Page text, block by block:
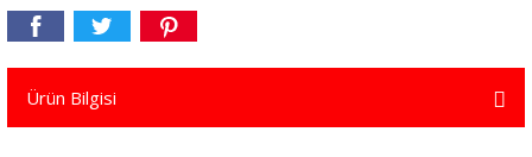
Ürün Bilgisi